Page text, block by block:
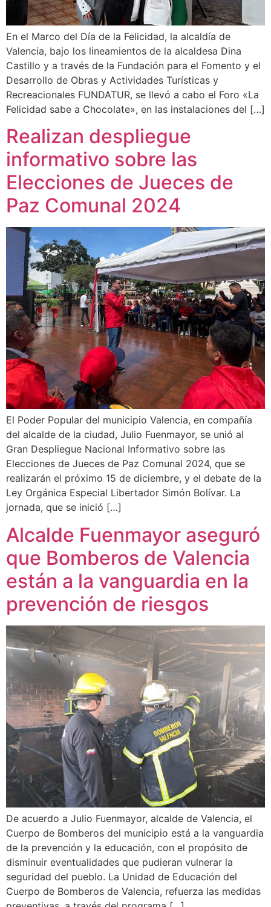
En el Marco del Día de la Felicidad, la alcaldía de
Valencia, bajo los lineamientos de la alcaldesa Dina
Castillo y a través de la Fundación para el Fomento y el
Desarrollo de Obras y Actividades Turísticas y
Recreacionales FUNDATUR, se llevó a cabo el Foro «La
Felicidad sabe a Chocolate», en las instalaciones del […]
Realizan despliegue
informativo sobre las
Elecciones de Jueces de
Paz Comunal 2024
El Poder Popular del municipio Valencia, en compañía
del alcalde de la ciudad, Julio Fuenmayor, se unió al
Gran Despliegue Nacional Informativo sobre las
Elecciones de Jueces de Paz Comunal 2024, que se
realizarán el próximo 15 de diciembre, y el debate de la
Ley Orgánica Especial Libertador Simón Bolívar. La
jornada, que se inició […]
Alcalde Fuenmayor aseguró
que Bomberos de Valencia
están a la vanguardia en la
prevención de riesgos
De acuerdo a Julio Fuenmayor, alcalde de Valencia, el
Cuerpo de Bomberos del municipio está a la vanguardia
de la prevención y la educación, con el propósito de
disminuir eventualidades que pudieran vulnerar la
seguridad del pueblo. La Unidad de Educación del
Cuerpo de Bomberos de Valencia, refuerza las medidas